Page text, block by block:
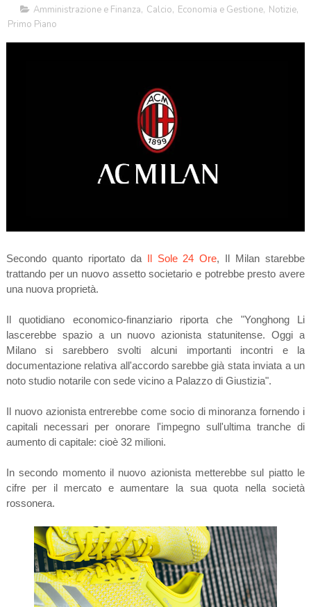
Amministrazione e Finanza, Calcio, Economia e Gestione, Notizie,
Primo Piano
Secondo quanto riportato da Il Sole 24 Ore, Il Milan starebbe
trattando per un nuovo assetto societario e potrebbe presto avere
una nuova proprietà.
Il quotidiano economico-finanziario riporta che "Yonghong Li
lascerebbe spazio a un nuovo azionista statunitense. Oggi a
Milano si sarebbero svolti alcuni importanti incontri e la
documentazione relativa all'accordo sarebbe già stata inviata a un
noto studio notarile con sede vicino a Palazzo di Giustizia".
Il nuovo azionista entrerebbe come socio di minoranza fornendo i
capitali necessari per onorare l'impegno sull'ultima tranche di
aumento di capitale: cioè 32 milioni.
In secondo momento il nuovo azionista metterebbe sul piatto le
cifre per il mercato e aumentare la sua quota nella società
rossonera.